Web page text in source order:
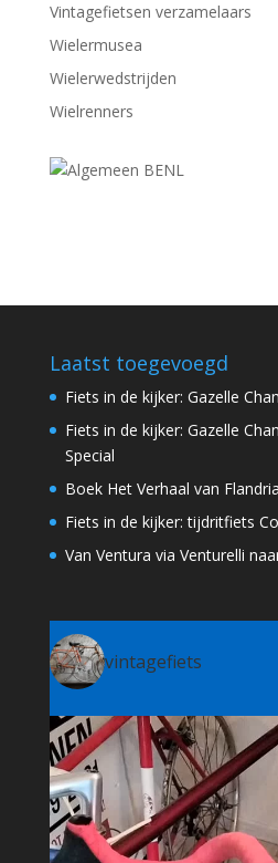
Vintagefietsen verzamelaars
Wielermusea
Wielerwedstrijden
Wielrenners
Laatst toegevoegd
Fiets in de kijker: Gazelle
Fiets in de kijker: Gazelle
Special
Boek Het Verhaal van Flandria
Fiets in de kijker: tijdritfiets
Van Ventura via Venturelli
vintagefiets